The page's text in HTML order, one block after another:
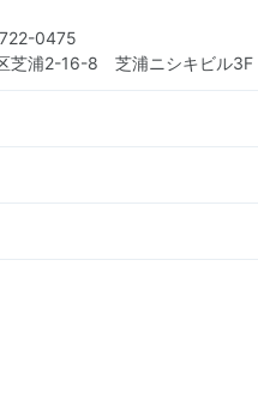
0475
芝浦2-16-8 芝浦ニシキビル3F